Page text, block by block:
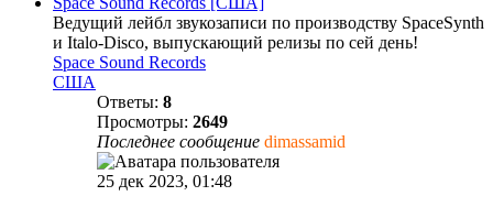
Ведущий лейбл звукозаписи по производству SpaceSynth
и Italo-Disco, выпускающий релизы по сей день!
Space Sound Records
США
Ответы: 8
Просмотры: 2649
Последнее сообщение dimassamid
25 дек 2023, 01:48